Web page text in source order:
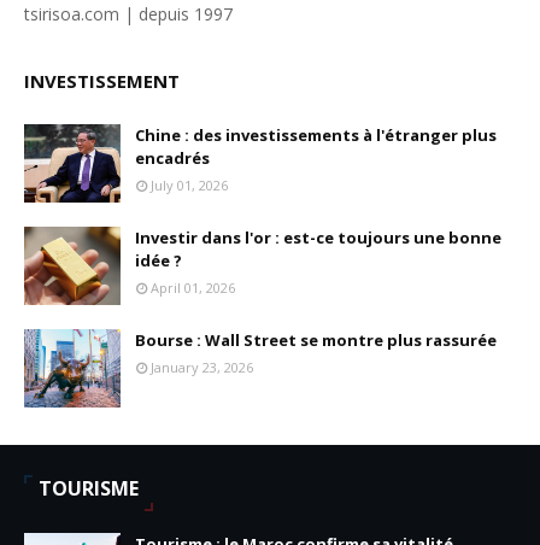
tsirisoa.com | depuis 1997
INVESTISSEMENT
Chine : des investissements à l'étranger plus
encadrés
July 01, 2026
Investir dans l'or : est-ce toujours une bonne
idée ?
April 01, 2026
Bourse : Wall Street se montre plus rassurée
January 23, 2026
TOURISME